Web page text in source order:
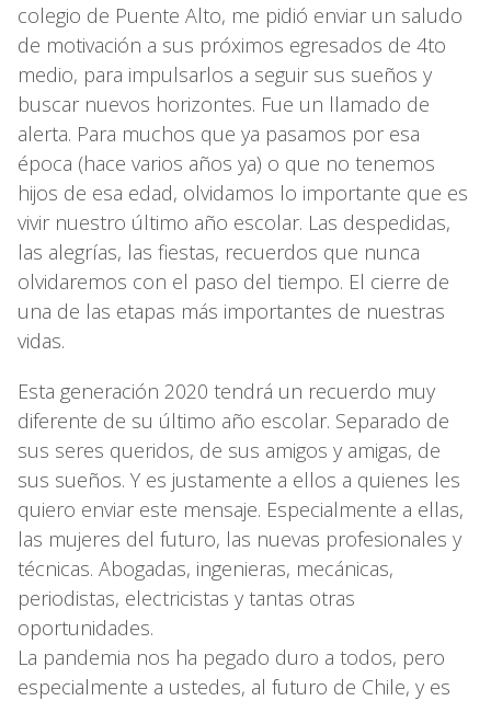
colegio de Puente Alto, me pidió enviar un saludo
de motivación a sus próximos egresados de 4to
medio, para impulsarlos a seguir sus sueños y
buscar nuevos horizontes. Fue un llamado de
alerta. Para muchos que ya pasamos por esa
época (hace varios años ya) o que no tenemos
hijos de esa edad, olvidamos lo importante que es
vivir nuestro último año escolar. Las despedidas,
las alegrías, las fiestas, recuerdos que nunca
olvidaremos con el paso del tiempo. El cierre de
una de las etapas más importantes de nuestras
vidas.
Esta generación 2020 tendrá un recuerdo muy
diferente de su último año escolar. Separado de
sus seres queridos, de sus amigos y amigas, de
sus sueños. Y es justamente a ellos a quienes les
quiero enviar este mensaje. Especialmente a ellas,
las mujeres del futuro, las nuevas profesionales y
técnicas. Abogadas, ingenieras, mecánicas,
periodistas, electricistas y tantas otras
oportunidades.
La pandemia nos ha pegado duro a todos, pero
especialmente a ustedes, al futuro de Chile, y es